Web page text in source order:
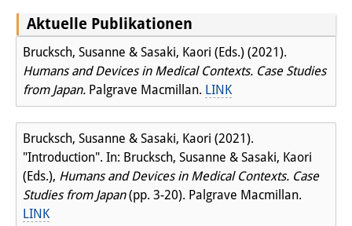
Programm
Praktikum
Links
Kontakt
Anfahrt
Medienkontakt
Aktuelle Publikationen
Brucksch, Susanne & Sasaki, Kaori (Eds.) (2021).
Humans and Devices in Medical Contexts. Case Studies
from Japan. Palgrave Macmillan. LINK
Brucksch, Susanne & Sasaki, Kaori (2021).
"Introduction". In: Brucksch, Susanne & Sasaki, Kaori
(Eds.), Humans and Devices in Medical Contexts. Case
Studies from Japan(pp. 3-20). Palgrave Macmillan.
LINK